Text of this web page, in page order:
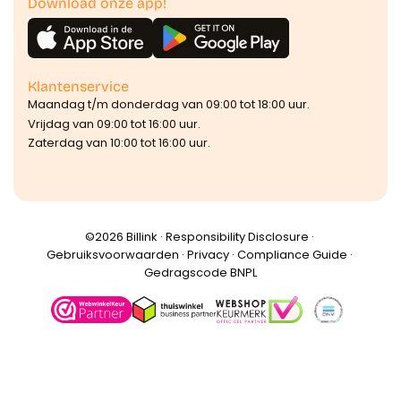
Klantenservice
Maandag t/m donderdag van 09:00 tot 18:00 uur.
Vrijdag van 09:00 tot 16:00 uur.
Zaterdag van 10:00 tot 16:00 uur.
©️2026 Billink · Responsibility Disclosure ·
Gebruiksvoorwaarden · Privacy· Compliance Guide ·
Gedragscode BNPL